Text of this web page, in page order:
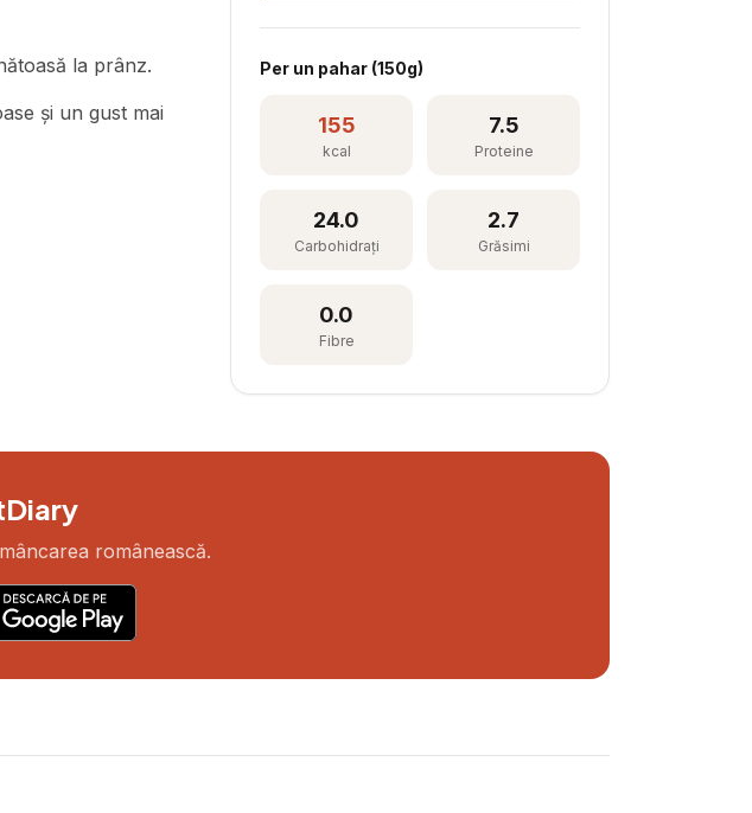
la prânz.
și un gust mai
Per un pahar (150g)
155
kcal
7.5
Proteine
24.0
Carbohidrați
2.7
Grăsimi
0.0
Fibre
românească.